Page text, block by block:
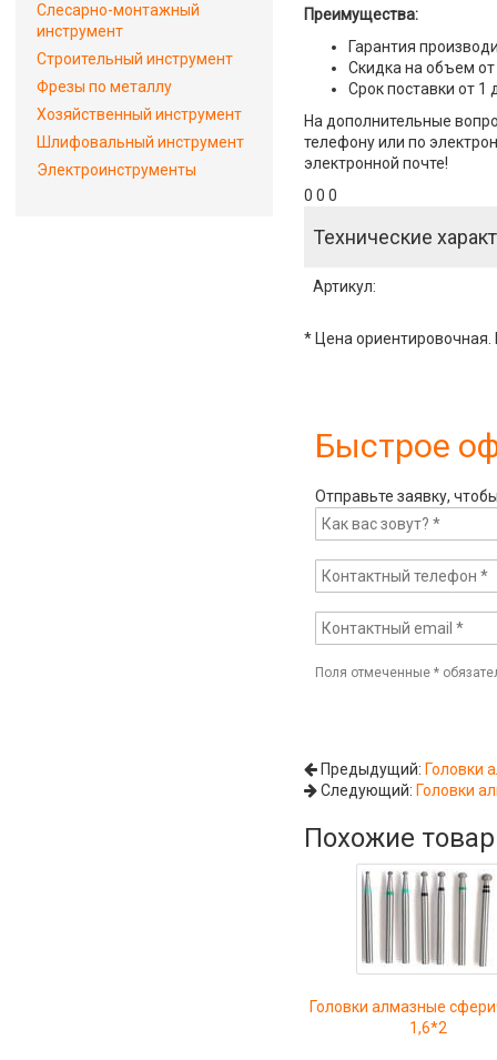
Преимущества:
Гарантия
Скидка на объем от
Срок поставки от 1
На дополнительные
телефону или по
электронной почте!
0 0 0
Технические
Артикул:
* Цена ориентировочная.
Быстрое
Отправьте заявку,
Поля отмеченные*
Предыдущий: Головки
Следующий: Головки
Похожие
Головки алмазные
1,6*2
Слесарно-монтажный
инструмент
Строительный инструмент
Фрезы по металлу
Хозяйственный инструмент
Шлифовальный инструмент
Электроинструменты